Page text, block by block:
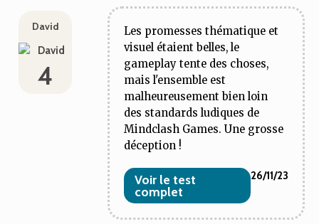
David
4
Les promesses thématique et
visuel étaient belles, le
gameplay tente des choses,
mais l'ensemble est
malheureusement bien loin
des standards ludiques de
Mindclash Games. Une grosse
déception !
Voir le test
complet
26/11/23